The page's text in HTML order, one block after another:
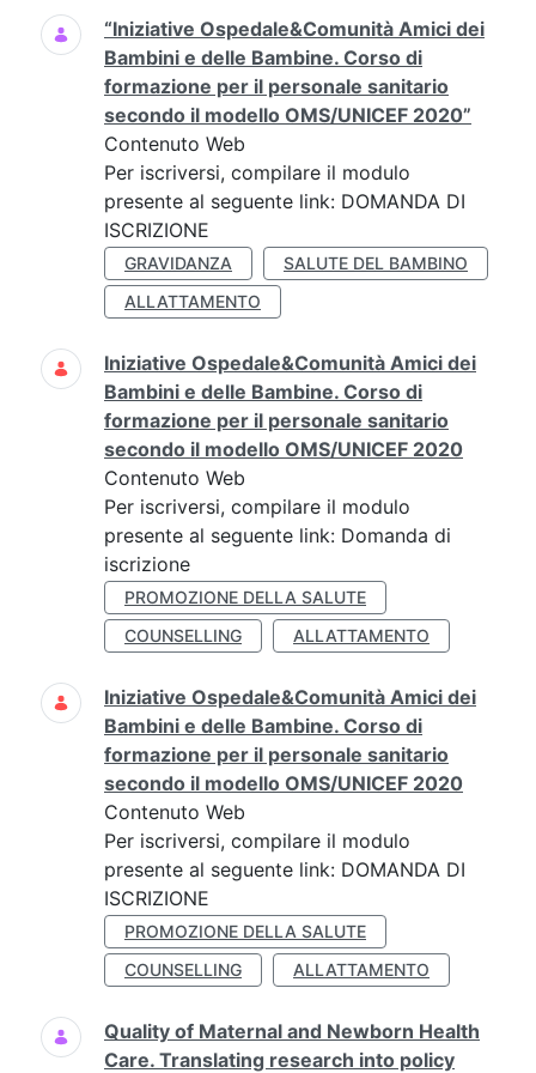
“Iniziative Ospedale&Comunità Amici dei
Bambini e delle Bambine. Corso di
formazione per il personale sanitario
secondo il modello OMS/UNICEF 2020”
Contenuto Web
Per iscriversi, compilare il modulo
presente al seguente link: DOMANDA DI
ISCRIZIONE
GRAVIDANZA
SALUTE DEL BAMBINO
ALLATTAMENTO
Iniziative Ospedale&Comunità Amici dei
Bambini e delle Bambine. Corso di
formazione per il personale sanitario
secondo il modello OMS/UNICEF 2020
Contenuto Web
Per iscriversi, compilare il modulo
presente al seguente link: Domanda di
iscrizione
PROMOZIONE DELLA SALUTE
COUNSELLING
ALLATTAMENTO
Iniziative Ospedale&Comunità Amici dei
Bambini e delle Bambine. Corso di
formazione per il personale sanitario
secondo il modello OMS/UNICEF 2020
Contenuto Web
Per iscriversi, compilare il modulo
presente al seguente link: DOMANDA DI
ISCRIZIONE
PROMOZIONE DELLA SALUTE
COUNSELLING
ALLATTAMENTO
Quality of Maternal and Newborn Health
Care. Translating research into policy